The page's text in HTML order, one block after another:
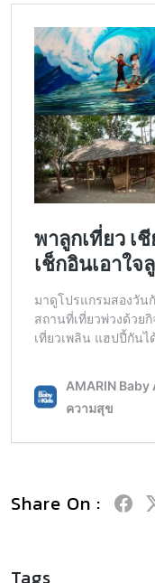
Share On :
Tags